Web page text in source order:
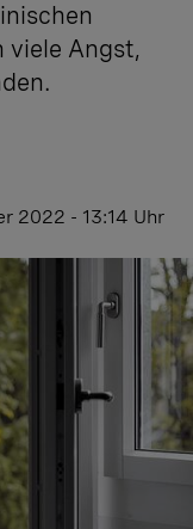
viele Angst,
2022 - 13:14 Uhr